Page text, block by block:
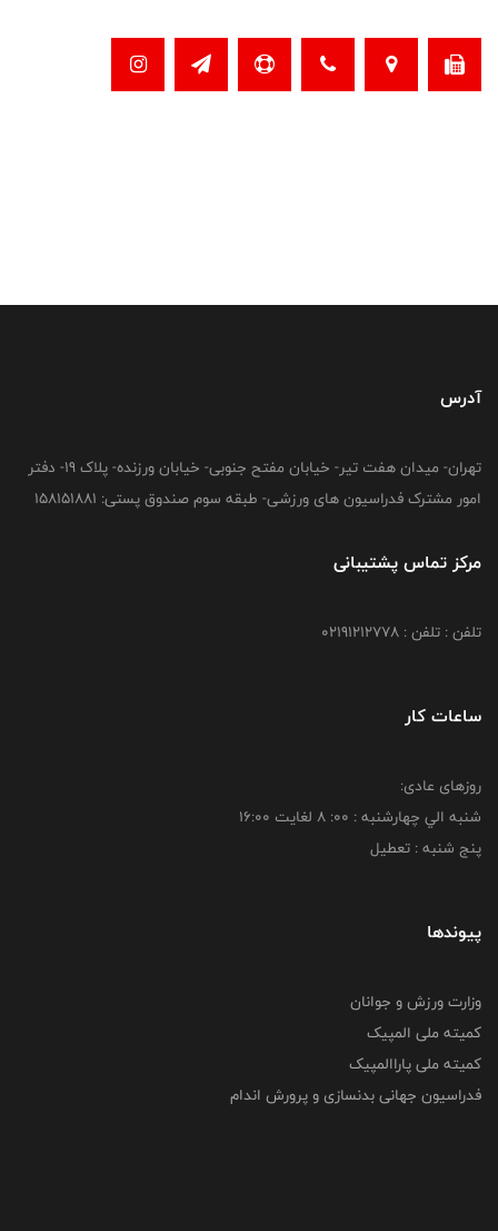
آدرس
تهران- میدان هفت تیر- خیابان مفتح جنوبی- خیابان ورزنده- پلاک 19- دفتر
امور مشترک فدراسیون های ورزشی- طبقه سوم صندوق پستی: 158151881
مرکز تماس پشتیبانی
تلفن : تلفن : 02191212778
ساعات کار
روزهای عادی:
شنبه الي چهارشنبه : 00: 8 لغايت 16:00
پنج شنبه : تعطیل
پیوندها
وزارت ورزش و جوانان
کمیته ملی المپیک
کمیته ملی پاراالمپیک
فدراسیون جهانی بدنسازی و پرورش اندام